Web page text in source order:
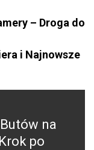
– Droga do
i Najnowsze
na
po